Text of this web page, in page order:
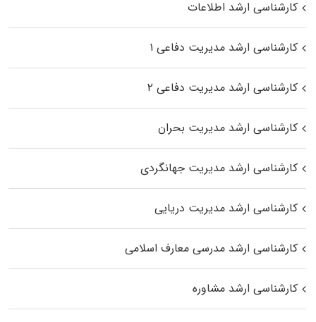
کارشناسی ارشد اطلاعات
کارشناسی ارشد مدیریت دفاعی ۱
کارشناسی ارشد مدیریت دفاعی ۲
کارشناسی ارشد مدیریت بحران
کارشناسی ارشد مدیریت جهانگردی
کارشناسی ارشد مدیریت دریایی
کارشناسی ارشد مدرسی معارف اسلامی
کارشناسی ارشد مشاوره